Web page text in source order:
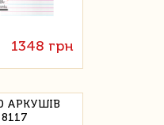
1348 грн
АРКУШІВ